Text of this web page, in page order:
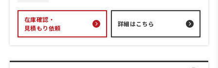
在庫確認・
見積もり依頼
詳細はこちら